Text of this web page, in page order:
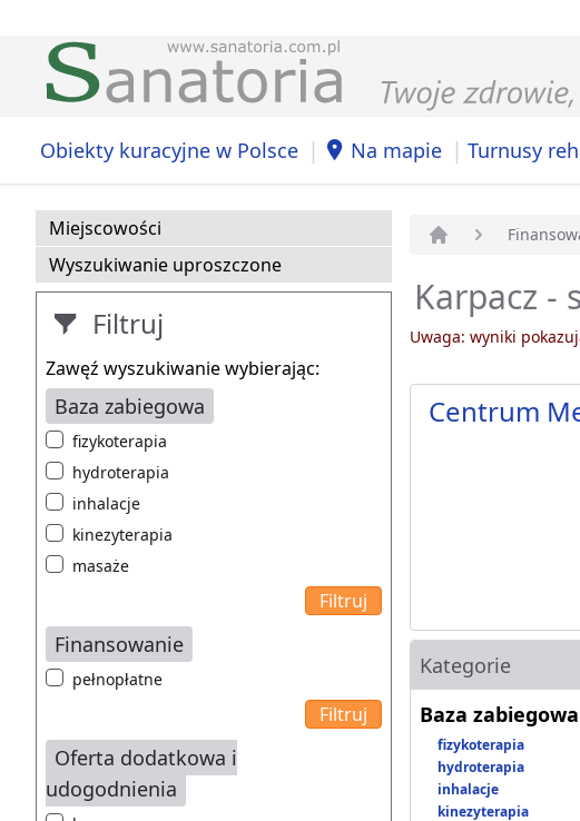
Obiekty kuracyjne w Polsce | Na mapie | Turnusy
Miejscowości
Wyszukiwanie uproszczone
Filtruj
Zawęź wyszukiwanie wybierając:
Baza zabiegowa
fizykoterapia
hydroterapia
inhalacje
kinezyterapia
masaże
Finansowanie
pełnopłatne
Oferta dodatkowa i
udogodnienia
Karpacz -
Uwaga: wyniki
Centrum
Kategorie
Baza zabiegowa
fizykoterapia
hydroterapia
inhalacje
kinezyterapia